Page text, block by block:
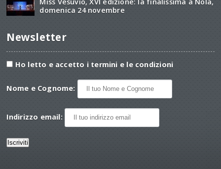
domenica 24 novembre
Newsletter
Ho letto e accetto i termini e le condizioni
Nome e Cognome:
Indirizzo email: